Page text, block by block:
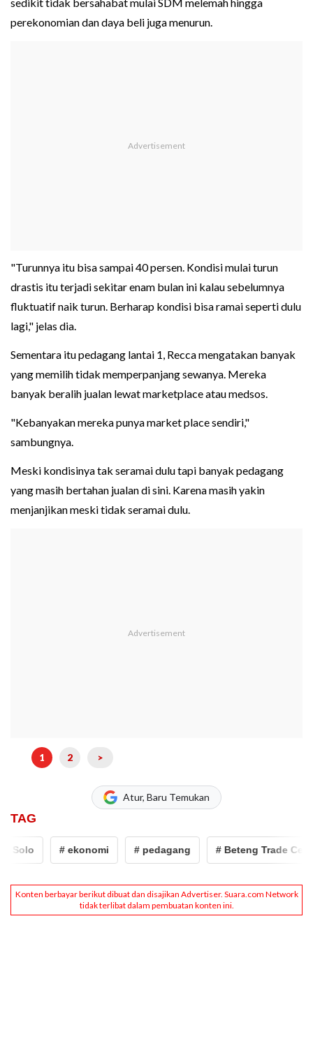
perekonomian dan daya beli juga menurun.
"Turunnya itu bisa sampai 40 persen. Kondisi mulai turun
drastis itu terjadi sekitar enam bulan ini kalau sebelumnya
fluktuatif naik turun. Berharap kondisi bisa ramai seperti dulu
lagi," jelas dia.
Sementara itu pedagang lantai 1, Recca mengatakan banyak
yang memilih tidak memperpanjang sewanya. Mereka
banyak beralih jualan lewat marketplace atau medsos.
"Kebanyakan mereka punya market place sendiri,"
sambungnya.
Meski kondisinya tak seramai dulu tapi banyak pedagang
yang masih bertahan jualan di sini. Karena masih yakin
menjanjikan meski tidak seramai dulu.
1 2 >
Atur, Baru Temukan
TAG
# ekonomi # pedagang # Beteng Trade Center